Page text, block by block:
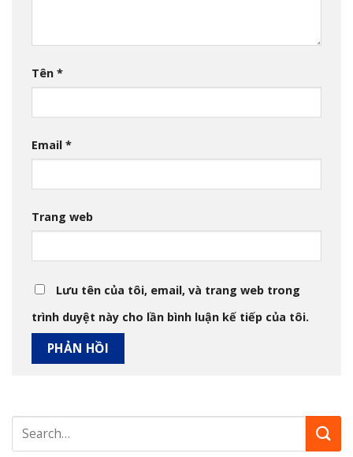
Tên *
Email *
Trang web
Lưu tên của tôi, email, và trang web trong
trình duyệt này cho lần bình luận kế tiếp của tôi.